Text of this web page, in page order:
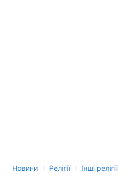
Новини › Релігії › Інші релігії